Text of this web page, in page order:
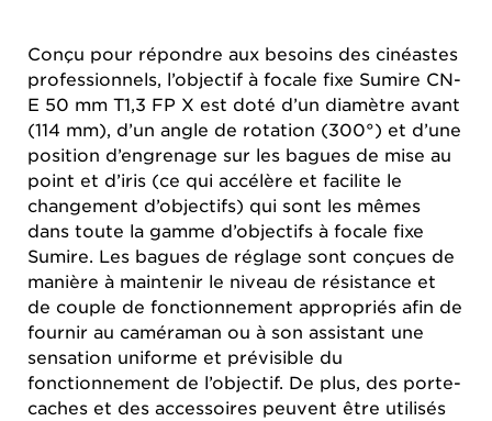
Conçu pour répondre aux besoins des cinéastes
professionnels, l’objectif à focale fixe Sumire CN-
E 50 mm T1,3 FP X est doté d’un diamètre avant
(114 mm), d’un angle de rotation (300°) et d’une
position d’engrenage sur les bagues de mise au
point et d’iris (ce qui accélère et facilite le
changement d’objectifs) qui sont les mêmes
dans toute la gamme d’objectifs à focale fixe
Sumire. Les bagues de réglage sont conçues de
manière à maintenir le niveau de résistance et
de couple de fonctionnement appropriés afin de
fournir au caméraman ou à son assistant une
sensation uniforme et prévisible du
fonctionnement de l’objectif. De plus, des porte-
caches et des accessoires peuvent être utilisés